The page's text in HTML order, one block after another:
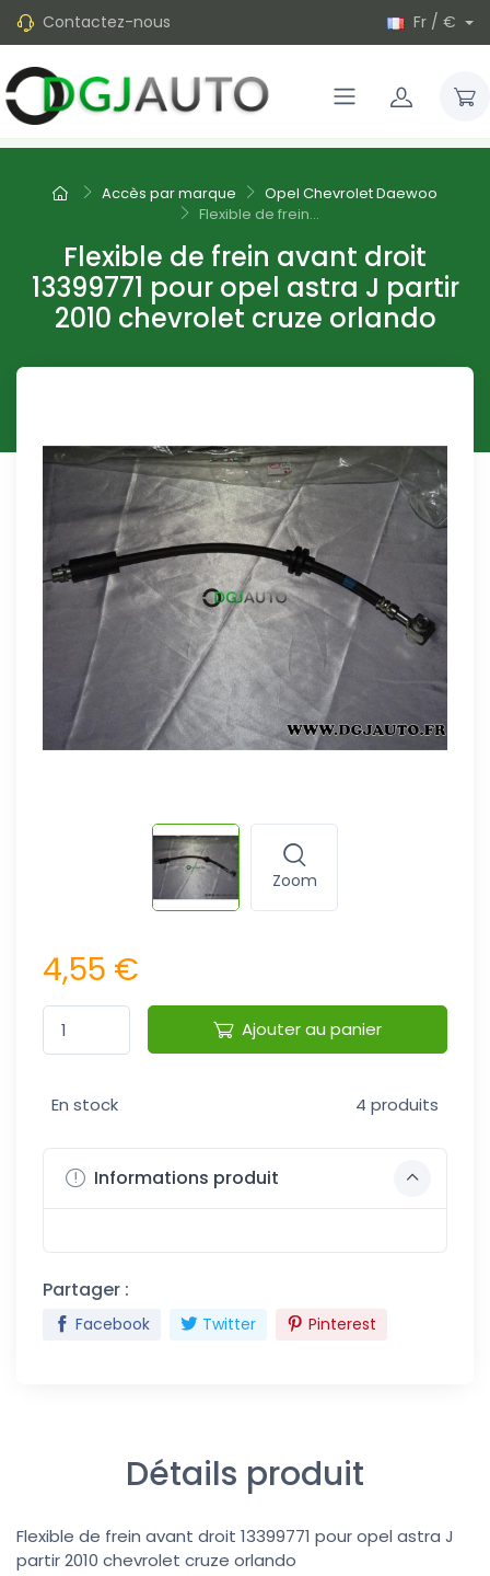
Contactez-nous Fr / €
Accès par marque
Opel Chevrolet Daewoo
Flexible de frein...
Flexible de frein avant droit
13399771 pour opel astra J partir
2010 chevrolet cruze orlando
Zoom
4,55 €
Ajouter au panier
En stock 4 produits
Informations produit
Partager :
Facebook Twitter Pinterest
Détails produit
Flexible de frein avant droit 13399771 pour opel astra J
partir 2010 chevrolet cruze orlando